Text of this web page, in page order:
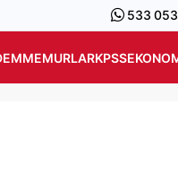
533
MEMURLARKPSS